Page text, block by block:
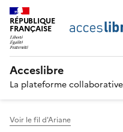
RÉPUBLIQUE
FRANÇAISE
Acceslibre
La plateforme
Voir le fil d'Ariane